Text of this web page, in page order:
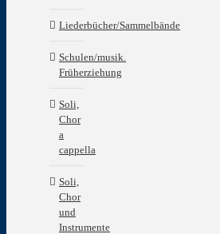
Liederbücher/Sammelbände
Schulen/musik.
Früherziehung
Soli,
Chor
a
cappella
Soli,
Chor
und
Instrumente